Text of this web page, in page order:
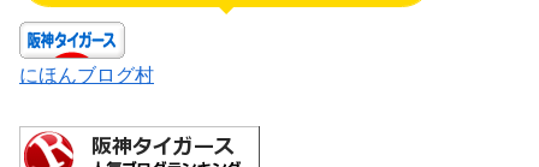
にほんブログ村